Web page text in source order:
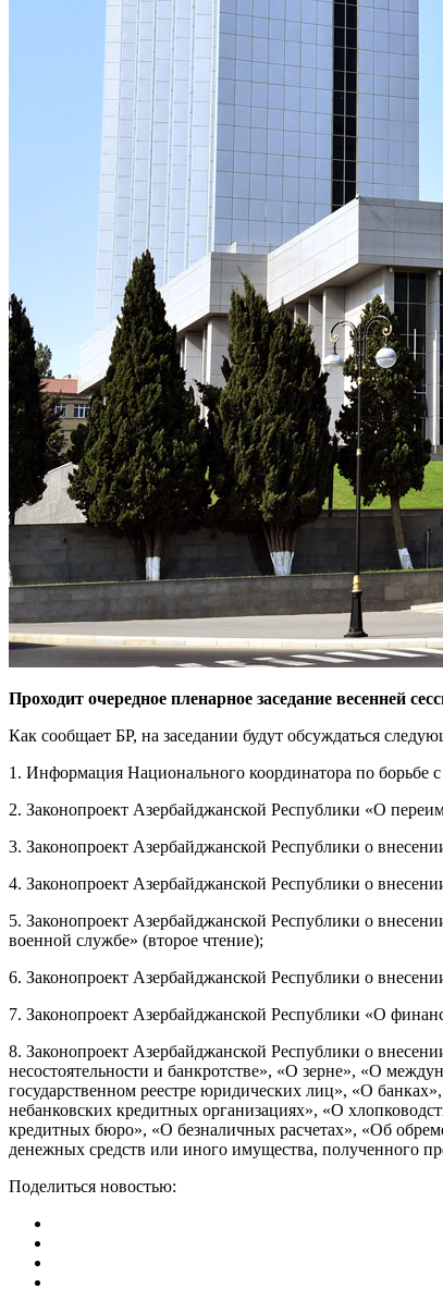
Проходит очередное пленарное заседание весенней
Как сообщает БР, на заседании будут обсуждаться
1. Информация Национального координатора по борьбе
2. Законопроект Азербайджанской Республики «О
3. Законопроект Азербайджанской Республики о
4. Законопроект Азербайджанской Республики о
5. Законопроект Азербайджанской Республики о
военной службе» (второе чтение);
6. Законопроект Азербайджанской Республики о
7. Законопроект Азербайджанской Республики «О
8. Законопроект Азербайджанской Республики о
несостоятельности и банкротстве», «О зерне», «О
государственном реестре юридических лиц», «О
небанковских кредитных организациях», «О
кредитных бюро», «О безналичных расчетах», «Об
денежных средств или иного имущества, полученного
Поделиться новостью: